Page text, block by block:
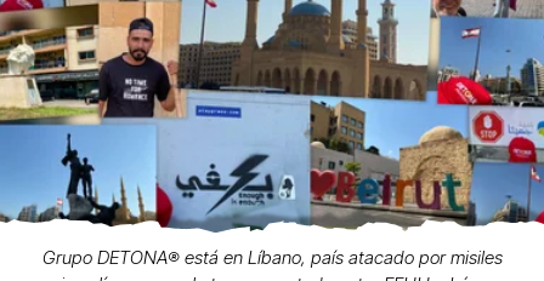
Grupo DETONA®️ está en Líbano, país atacado por misiles